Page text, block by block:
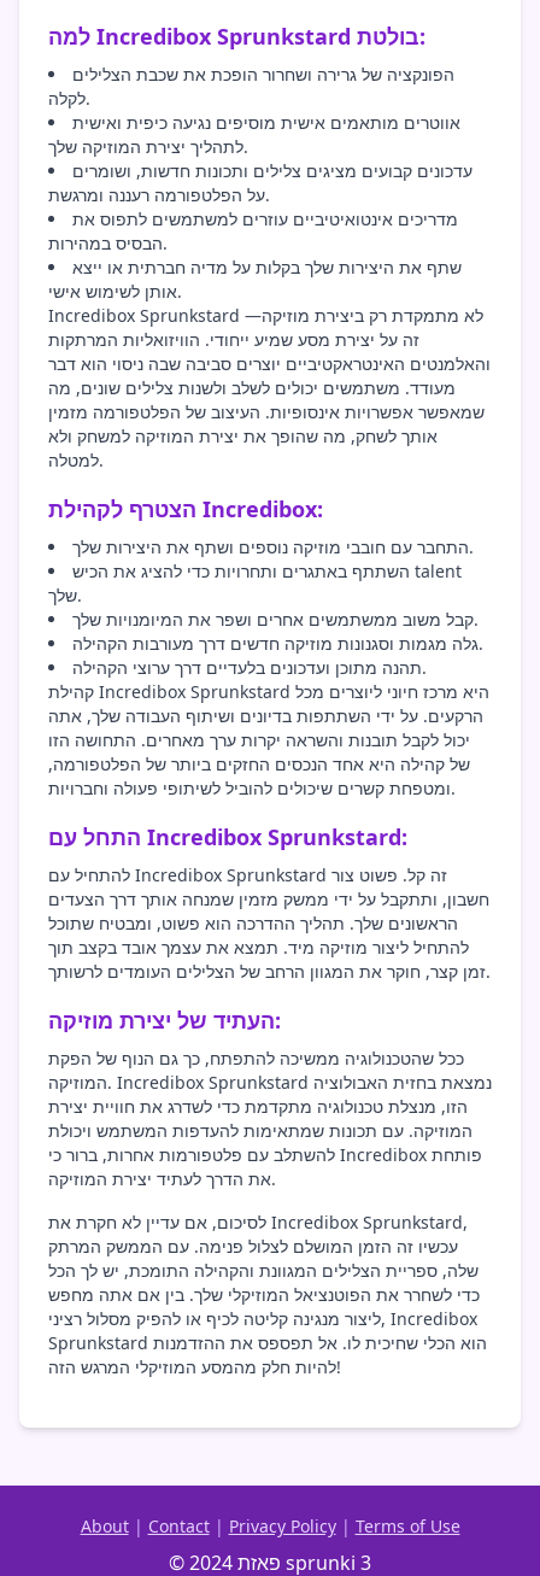
למה Incredibox Sprunkstard בולטת:
הפונקציה של גרירה ושחרור הופכת את שכבת הצלילים
לקלה.
אווטרים מותאמים אישית מוסיפים נגיעה כיפית ואישית
לתהליך יצירת המוזיקה שלך.
עדכונים קבועים מציגים צלילים ותכונות חדשות, ושומרים
על הפלטפורמה רעננה ומרגשת.
מדריכים אינטואיטיביים עוזרים למשתמשים לתפוס את
הבסיס במהירות.
שתף את היצירות שלך בקלות על מדיה חברתית או ייצא
אותן לשימוש אישי.
Incredibox Sprunkstard לא מתמקדת רק ביצירת מוזיקה—
זה על יצירת מסע שמיע ייחודי. הוויזואליות המרתקות
והאלמנטים האינטראקטיביים יוצרים סביבה שבה ניסוי הוא דבר
מעודד. משתמשים יכולים לשלב ולשנות צלילים שונים, מה
שמאפשר אפשרויות אינסופיות. העיצוב של הפלטפורמה מזמין
אותך לשחק, מה שהופך את יצירת המוזיקה למשחק ולא
למטלה.
הצטרף לקהילת Incredibox:
התחבר עם חובבי מוזיקה נוספים ושתף את היצירות שלך.
השתתף באתגרים ותחרויות כדי להציג את הכיש talent
שלך.
קבל משוב ממשתמשים אחרים ושפר את המיומנויות שלך.
גלה מגמות וסגנונות מוזיקה חדשים דרך מעורבות הקהילה.
תהנה מתוכן ועדכונים בלעדיים דרך ערוצי הקהילה.
קהילת Incredibox Sprunkstard היא מרכז חיוני ליוצרים מכל
הרקעים. על ידי השתתפות בדיונים ושיתוף העבודה שלך, אתה
יכול לקבל תובנות והשראה יקרות ערך מאחרים. התחושה הזו
של קהילה היא אחד הנכסים החזקים ביותר של הפלטפורמה,
ומטפחת קשרים שיכולים להוביל לשיתופי פעולה וחברויות.
התחל עם Incredibox Sprunkstard:
להתחיל עם Incredibox Sprunkstard זה קל. פשוט צור
חשבון, ותתקבל על ידי ממשק מזמין שמנחה אותך דרך הצעדים
הראשונים שלך. תהליך ההדרכה הוא פשוט, ומבטיח שתוכל
להתחיל ליצור מוזיקה מיד. תמצא את עצמך אובד בקצב תוך
זמן קצר, חוקר את המגוון הרחב של הצלילים העומדים לרשותך.
העתיד של יצירת מוזיקה:
ככל שהטכנולוגיה ממשיכה להתפתח, כך גם הנוף של הפקת
המוזיקה. Incredibox Sprunkstard נמצאת בחזית האבולוציה
הזו, מנצלת טכנולוגיה מתקדמת כדי לשדרג את חוויית יצירת
המוזיקה. עם תכונות שמתאימות להעדפות המשתמש ויכולת
להשתלב עם פלטפורמות אחרות, ברור כי Incredibox פותחת
את הדרך לעתיד יצירת המוזיקה.
לסיכום, אם עדיין לא חקרת את Incredibox Sprunkstard,
עכשיו זה הזמן המושלם לצלול פנימה. עם הממשק המרתק
שלה, ספריית הצלילים המגוונת והקהילה התומכת, יש לך הכל
כדי לשחרר את הפוטנציאל המוזיקלי שלך. בין אם אתה מחפש
ליצור מנגינה קליטה לכיף או להפיק מסלול רציני, Incredibox
Sprunkstard הוא הכלי שחיכית לו. אל תפספס את ההזדמנות
להיות חלק מהמסע המוזיקלי המרגש הזה!
About| Contact| Privacy Policy| Terms of Use
© 2024 פאזת sprunki 3